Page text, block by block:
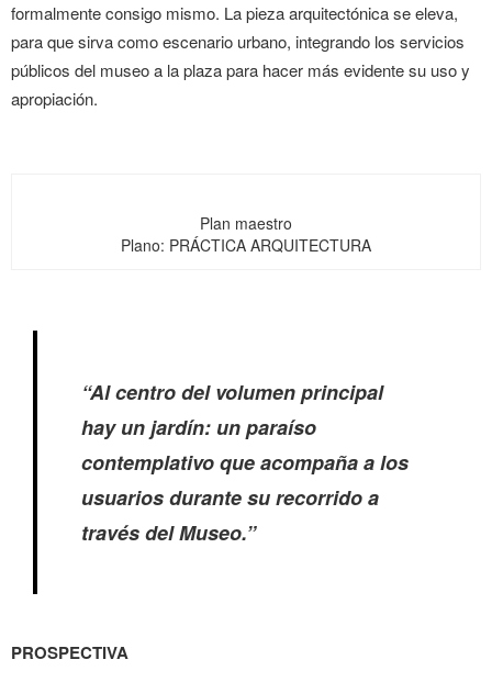
formalmente consigo mismo. La pieza arquitectónicase eleva,
para que sirva como escenario urbano, integrando los servicios
públicos del museo a la plaza para hacer más evidente su uso y
apropiación.
Plan maestro
Plano: PRÁCTICA ARQUITECTURA
“Al centro del volumen principal
hay un jardín: un paraíso
contemplativo que acompaña a los
usuarios durante su recorrido a
través del Museo.”
PROSPECTIVA